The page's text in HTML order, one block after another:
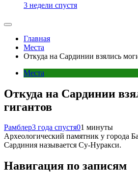
3 недели спустя
Главная
Места
Откуда на Сардинии взялись
Места
Откуда на Сардинии
гигантов
Рамблер3 года спустя01 минуты
Археологический памятник у города
Сардиния называется Су-Нуракси.
Навигация по записям